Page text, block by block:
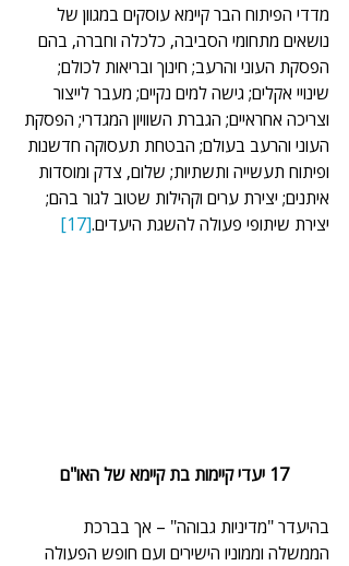
מדדי הפיתוח הבר קיימא עוסקים במגוון של
נושאים מתחומי הסביבה, כלכלה וחברה, בהם
הפסקת העוני והרעב; חינוך ובריאות לכולם;
שינויי אקלים; גישה למים נקיים; מעבר לייצור
וצריכה אחראיים; הגברת השוויון המגדרי; הפסקת
העוני והרעב בעולם; הבטחת תעסוקה חדשנות
ופיתוח תעשייה ותשתיות; שלום, צדק ומוסדות
איתנים; יצירת ערים וקהילות שטוב לגור בהם;
יצירת שיתופי פעולה להשגת היעדים.[17]
17 יעדי קיימות בת קיימא של האו"ם
בהיעדר "מדיניות גבוהה" – אך בברכת
הממשלה וממוניו הישירים ועם חופש הפעולה